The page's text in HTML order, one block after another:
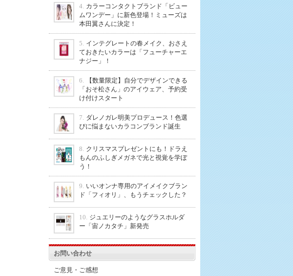
4. カラーコンタクトブランド「ビュー
ムワンデー」に新色登場！ミューズは
本田翼さんに決定！
5. インテグレートの春メイク、おさえ
ておきたいカラーは「フューチャーエ
ナジー」！
6.
【数量限定】自分でデザインできる
「おそ松さん」のアイウェア、予約受
け付けスタート
7. ダレノガレ明美プロデュース！色選
びに悩まないカラコンブランド誕生
8. クリスマスプレゼントにも！ドラえ
もんのふしぎメガネで光と視覚を学ぼ
う！
9. いいオンナ専用のアイメイクブラン
ド「フィオリ」、もうチェックした？
10. ジュエリーのようなグラスホルダ
ー「宙ノカタチ」新発売
お問い合わせ
ご意見・ご感想